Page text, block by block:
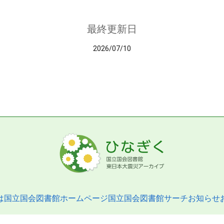
最終更新日
2026/07/10
国立国会図書館ホームページ国立国会図書館サーチお知らせ